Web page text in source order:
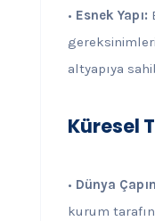
• Esnek Yapı:
altyapıya
Küresel
• Dünya
kurum